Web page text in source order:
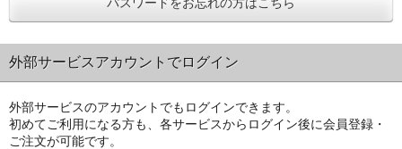
外部サービスアカウントでログイン
外部サービスのアカウントでもログインできます。
初めてご利用になる方も、各サービスからログイン後に会員登録・
ご注文が可能です。